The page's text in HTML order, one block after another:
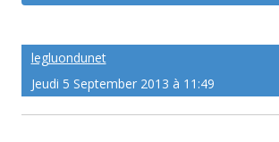
legluondunet
Jeudi 5 September 2013 à 11:49